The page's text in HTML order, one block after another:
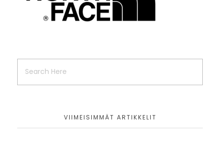
VIIMEISIMMÄT ARTIKKELIT